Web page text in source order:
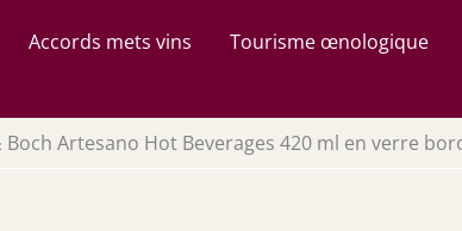
Accords mets vins Tourisme œnologique
Artesano Hot Beverages 420 ml en verre